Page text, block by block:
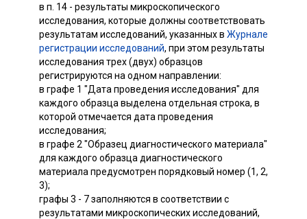
в п. 14 - результаты микроскопического
исследования, которые должны соответствовать
результатам исследований, указанных в Журнале
регистрации исследований, при этом результаты
исследования трех (двух) образцов
регистрируются на одном направлении:
в графе 1 "Дата проведения исследования" для
каждого образца выделена отдельная строка, в
которой отмечается дата проведения
исследования;
в графе 2 "Образец диагностического материала"
для каждого образца диагностического
материала предусмотрен порядковый номер (1, 2,
3);
графы 3 - 7 заполняются в соответствии с
результатами микроскопических исследований,